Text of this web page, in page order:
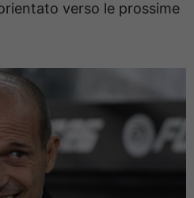
verso le prossime